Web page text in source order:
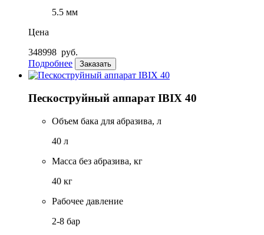
5.5 мм
Цена
348998 руб.
Подробнее
Заказать
Пескоструйный аппарат IBIX 40
Объем бака для абразива, л
40 л
Масса без абразива, кг
40 кг
Рабочее давление
2-8 бар